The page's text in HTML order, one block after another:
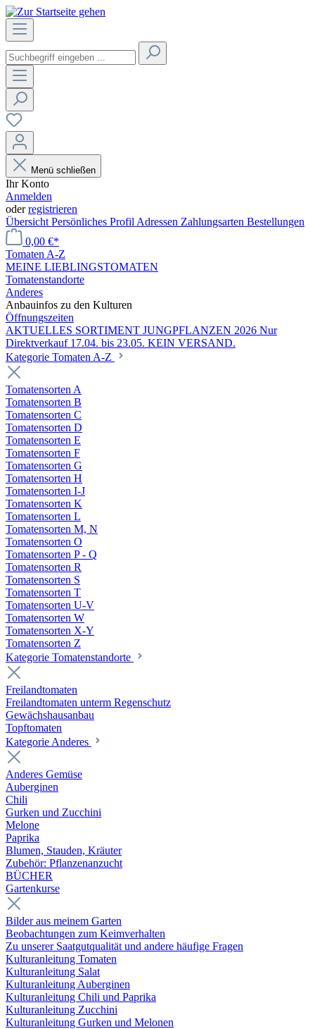
Menü schließen
Ihr Konto
Anmelden
oderregistrieren
Übersicht Persönliches Profil Adressen Zahlungsarten Bestellungen
0,00 €*
Tomaten A-Z
MEINE LIEBLINGSTOMATEN
Tomatenstandorte
Anderes
Anbauinfos zu den Kulturen
Öffnungszeiten
AKTUELLES SORTIMENT JUNGPFLANZEN 2026 Nur
Direktverkauf 17.04. bis 23.05. KEIN VERSAND.
Kategorie Tomaten A-Z
Tomatensorten A
Tomatensorten B
Tomatensorten C
Tomatensorten D
Tomatensorten E
Tomatensorten F
Tomatensorten G
Tomatensorten H
Tomatensorten I-J
Tomatensorten K
Tomatensorten L
Tomatensorten M, N
Tomatensorten O
Tomatensorten P - Q
Tomatensorten R
Tomatensorten S
Tomatensorten T
Tomatensorten U-V
Tomatensorten W
Tomatensorten X-Y
Tomatensorten Z
Kategorie Tomatenstandorte
Freilandtomaten
Freilandtomaten unterm Regenschutz
Gewächshausanbau
Topftomaten
Kategorie Anderes
Anderes Gemüse
Auberginen
Chili
Gurken und Zucchini
Melone
Paprika
Blumen, Stauden, Kräuter
Zubehör: Pflanzenanzucht
BÜCHER
Gartenkurse
Bilder aus meinem Garten
Beobachtungen zum Keimverhalten
Zu unserer Saatgutqualität und andere häufige Fragen
Kulturanleitung Tomaten
Kulturanleitung Salat
Kulturanleitung Auberginen
Kulturanleitung Chili und Paprika
Kulturanleitung Zucchini
Kulturanleitung Gurken und Melonen